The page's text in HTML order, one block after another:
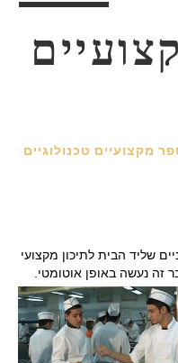
מקצועיים טכנולוגיים
שליד הבית לתיכון מקצועי
זה נעשה באופן אוטומטי.